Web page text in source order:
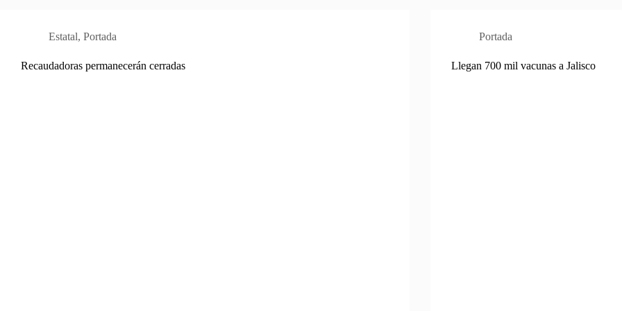
Estatal, Portada
Recaudadoras permanecerán cerradas
Portada
Llegan 700 mil vacunas a Jalisco